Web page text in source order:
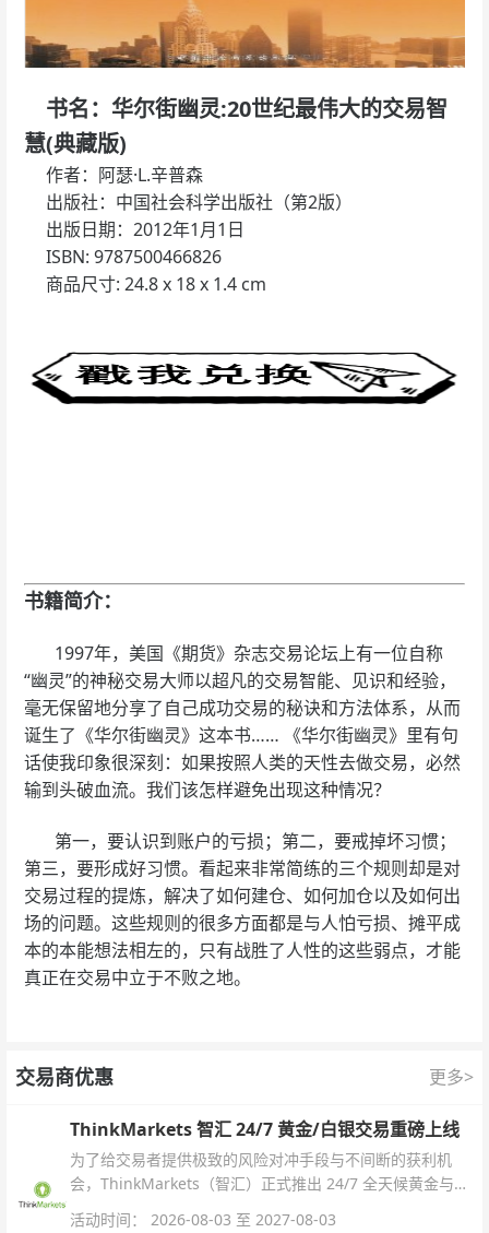
书名：华尔街幽灵:20世纪最伟大的交易智
慧(典藏版)
作者：阿瑟·L.辛普森
出版社：中国社会科学出版社（第2版）
出版日期：2012年1月1日
ISBN: 9787500466826
商品尺寸: 24.8 x 18 x 1.4 cm
书籍简介：
1997年，美国《期货》杂志交易论坛上有一位自称
“幽灵”的神秘交易大师以超凡的交易智能、见识和经验，
毫无保留地分享了自己成功交易的秘诀和方法体系，从而
诞生了《华尔街幽灵》这本书…… 《华尔街幽灵》里有句
话使我印象很深刻：如果按照人类的天性去做交易，必然
输到头破血流。我们该怎样避免出现这种情况？
第一，要认识到账户的亏损；第二，要戒掉坏习惯；
第三，要形成好习惯。看起来非常简练的三个规则却是对
交易过程的提炼，解决了如何建仓、如何加仓以及如何出
场的问题。这些规则的很多方面都是与人怕亏损、摊平成
本的本能想法相左的，只有战胜了人性的这些弱点，才能
真正在交易中立于不败之地。
交易商优惠 更多>
ThinkMarkets 智汇 24/7 黄金/白银交易重磅上线
为了给交易者提供极致的风险对冲手段与不间断的获利机
会，ThinkMarkets（智汇）正式推出 24/7 全天候黄金与白
活动时间： 2026-08-03 至 2027-08-03